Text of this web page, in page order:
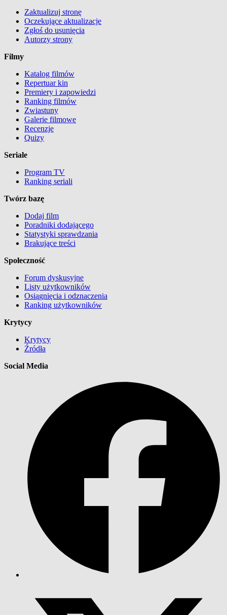
Zaktualizuj stronę
Oczekujące aktualizacje
Zgłoś do usunięcia
Autorzy strony
Filmy
Katalog filmów
Repertuar kin
Premiery i zapowiedzi
Ranking filmów
Zwiastuny
Galerie filmowe
Recenzje
Quizy
Seriale
Program TV
Ranking seriali
Twórz bazę
Dodaj film
Poradniki dodającego
Statystyki sprawdzania
Brakujące treści
Społeczność
Forum dyskusyjne
Listy użytkowników
Osiągnięcia i odznaczenia
Ranking użytkowników
Krytycy
Krytycy
Źródła
Social Media